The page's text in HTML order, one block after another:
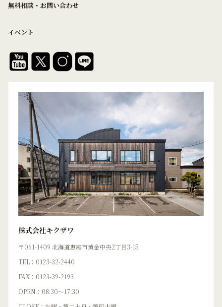
無料相談・お問い合わせ
イベント
株式会社キクザワ
〒061-1409 北海道恵庭市黄金中央2丁目3-15
TEL：0123-32-2440
FAX：0123-39-2193
OPEN：08:30〜17:30